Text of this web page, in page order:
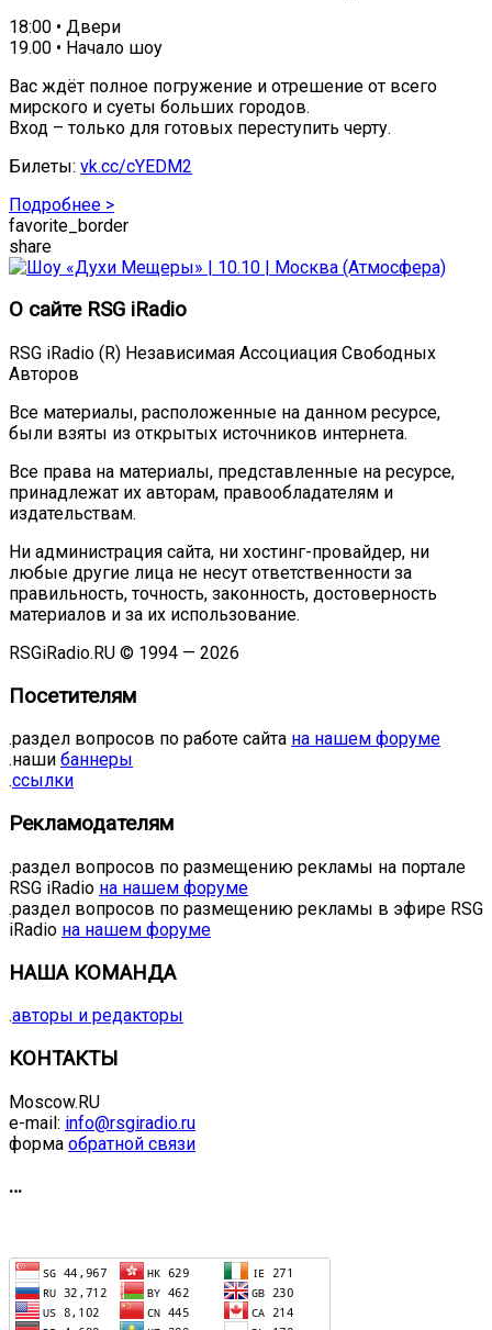
18:00 • Двери
19.00 • Начало шоу
Вас ждёт полное погружение и отрешение от всего
мирского и суеты больших городов.
Вход – только для готовых переступить черту.
Билеты: vk.cc/cYEDM2
Подробнее >
favorite_border
share
О сайте RSG iRadio
RSG iRadio (R) Независимая Ассоциация Свободных
Авторов
Все материалы, расположенные на данном ресурсе,
были взяты из открытых источников интернета.
Все права на материалы, представленные на ресурсе,
принадлежат их авторам, правообладателям и
издательствам.
Ни администрация сайта, ни хостинг-провайдер, ни
любые другие лица не несут ответственности за
правильность, точность, законность, достоверность
материалов и за их использование.
RSGiRadio.RU © 1994 — 2026
Посетителям
.раздел вопросов по работе сайта на нашем форуме
.наши баннеры
.ссылки
Рекламодателям
.раздел вопросов по размещению рекламы на портале
RSG iRadio на нашем форуме
.раздел вопросов по размещению рекламы в эфире RSG
iRadio на нашем форуме
НАША КОМАНДА
.авторы и редакторы
КОНТАКТЫ
Moscow.RU
e-mail: info@rsgiradio.ru
форма обратной связи
…